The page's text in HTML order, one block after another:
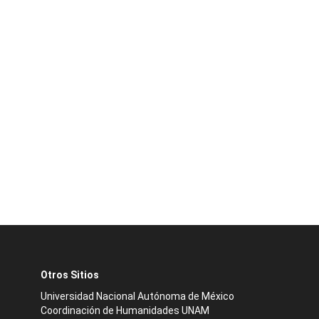
Otros Sitios
Universidad Nacional Autónoma de México
Coordinación de Humanidades UNAM